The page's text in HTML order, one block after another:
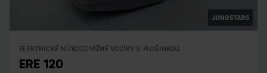
ELEKTRICKÉ NÍZKOZDVIŽNÉ VOZÍKY S PLOŠINKOU
ERE 120